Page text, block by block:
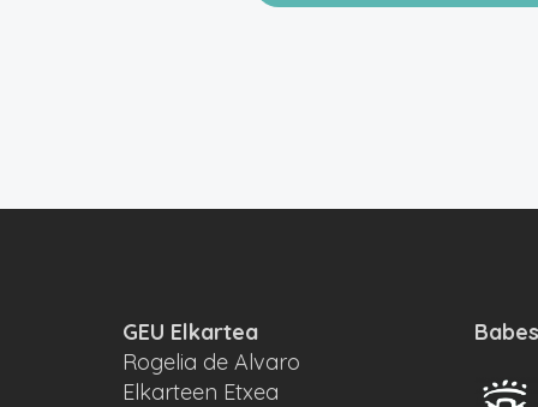
GEU Elkartea
Rogelia de Alvaro
Elkarteen Etxea